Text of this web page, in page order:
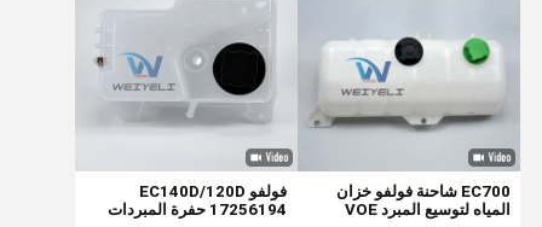
أشرطة فيديو
EC700 شاحنة فولفو خزان
المياه لتوسيع المبرد VOE
فولفو EC140D/120D
17256194 حفرة المبردات